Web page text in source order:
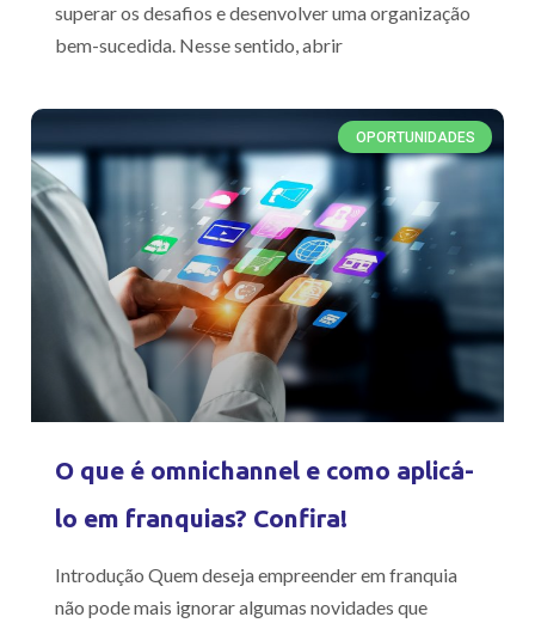
superar os desafios e desenvolver uma organização
bem-sucedida. Nesse sentido, abrir
OPORTUNIDADES
O que é omnichannel e como aplicá-
lo em franquias? Confira!
Introdução Quem deseja empreender em franquia
não pode mais ignorar algumas novidades que